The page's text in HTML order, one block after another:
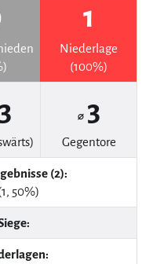
1
Niederlage
(100%)
⌀ 3
Gegentore
(2):
50%)